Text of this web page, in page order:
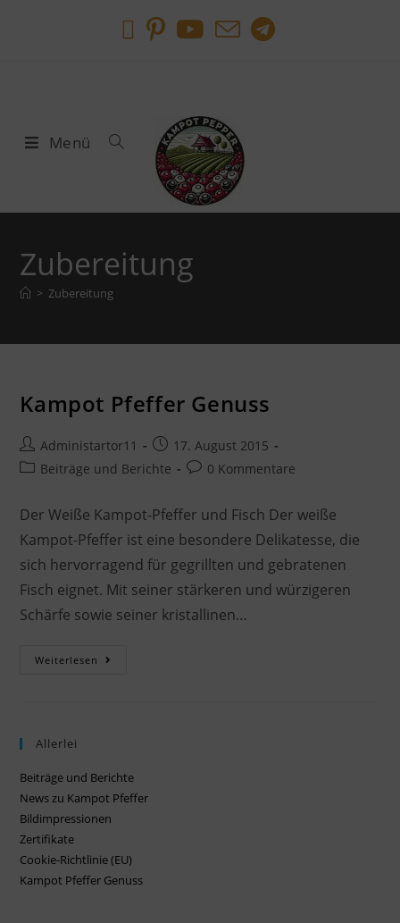
Menü
Zubereitung
> Zubereitung
Kampot Pfeffer Genuss
Administartor11
17. August 2015
Beiträge und Berichte
0 Kommentare
Der Weiße Kampot-Pfeffer und Fisch Der weiße
Kampot-Pfeffer ist eine besondere Delikatesse, die
sich hervorragend für gegrillten und gebratenen
Fisch eignet. Mit seiner stärkeren und würzigeren
Schärfe sowie seiner kristallinen…
Weiterlesen
Allerlei
Beiträge und Berichte
News zu Kampot Pfeffer
Bildimpressionen
Zertifikate
Cookie-Richtlinie (EU)
Kampot Pfeffer Genuss